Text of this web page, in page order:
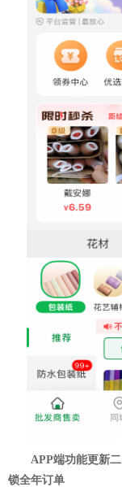
APP端功能更新二
锁全年订单